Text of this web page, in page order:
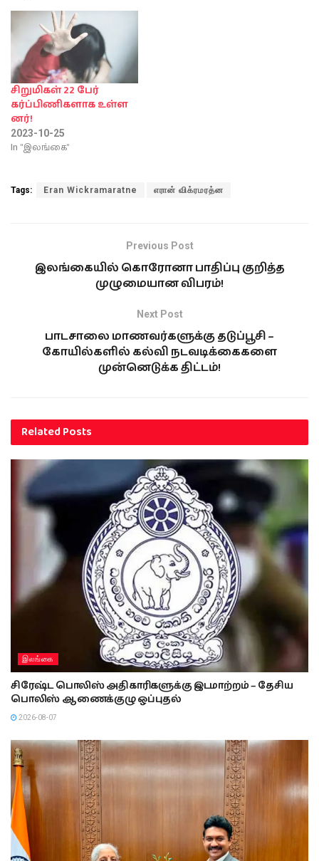
சிறுமிகள் 22 பேர்
கர்ப்பிணிகளாக உள்ள
னர்!
2023-10-25
In "இலங்கை"
Tags: Eran Wickramaratne எரான் விக்ரமரத்ன
Previous Post
இலங்கையில் கொரோனா பாதிப்பு குறித்த
முழுமையான விபரம்!
Next Post
பாடசாலை மாணவர்களுக்கு தடுப்பூசி –
கோயில்களில் கல்வி நடவடிக்கைகளை
முன்னெடுக்க திட்டம்!
RelatedPosts
இலங்கை
சிரேஷ்ட பொலிஸ் அதிகாரிகளுக்கு இடமாற்றம் – தேசிய
பொலிஸ் ஆணைக்குழு ஒப்புதல்
2026-08-07